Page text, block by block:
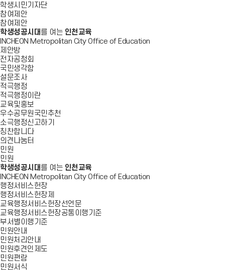
학생시민기자단
참여제안
참여제안
학생성공시대 를 여는 인천교육
INCHEON Metropolitan City Office of Education
제안방
전자공청회
국민생각함
설문조사
적극행정
적극행정이란
교육및홍보
우수공무원국민추천
소극행정신고하기
칭찬합니다
의견나눔터
민원
민원
학생성공시대 를 여는 인천교육
INCHEON Metropolitan City Office of Education
행정서비스헌장
행정서비스헌장제
교육행정서비스헌장선언문
교육행정서비스헌장공통이행기준
부서별이행기준
민원안내
민원처리안내
민원후견인제도
민원편람
민원서식